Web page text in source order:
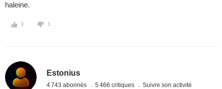
haleine.
3 1
Estonius
4 743 abonnés 5 466 critiques Suivre son activité